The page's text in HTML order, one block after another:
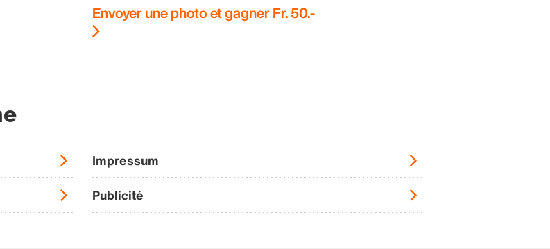
Envoyer une photo et gagner Fr. 50.-
Impressum
Publicité